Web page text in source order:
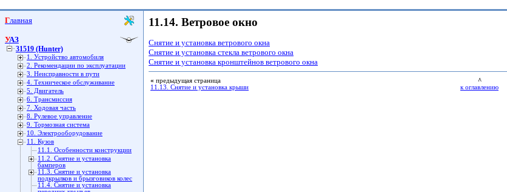
Главная
УАЗ
31519 (Hunter)
1. Устройство автомобиля
2. Рекомендации по эксплуатации
3. Неисправности в пути
4. Техническое обслуживание
5. Двигатель
6. Трансмиссия
7. Ходовая часть
8. Рулевое управление
9. Тормозная система
10. Электрооборудование
11. Кузов
11.1. Особенности конструкции
11.2. Снятие и установка
бамперов
11.3. Снятие и установка
подкрылков и брызговиков колес
11.4. Снятие и установка
11.14. Ветровое окно
Снятие и установка ветрового окна
Снятие и установка стекла ветрового окна
Снятие и установка кронштейнов ветрового окна
« предыдущая страница
11.13. Снятие и установка крыши
^
к оглавлению